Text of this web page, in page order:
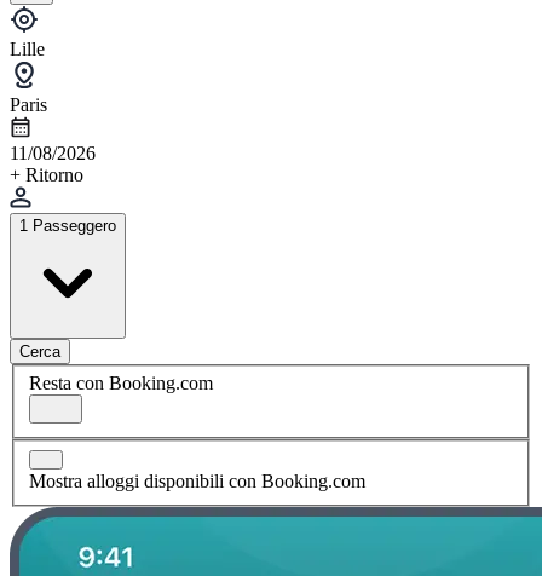
Lille
Paris
11/08/2026
+ Ritorno
1 Passeggero
Cerca
Resta con Booking.com
Mostra alloggi disponibili con Booking.com